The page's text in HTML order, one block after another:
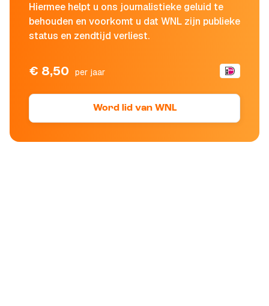
Hiermee helpt u ons journalistieke geluid te
behouden en voorkomt u dat WNL zijn publieke
status en zendtijd verliest.
€ 8,50 per jaar
Word lid van WNL